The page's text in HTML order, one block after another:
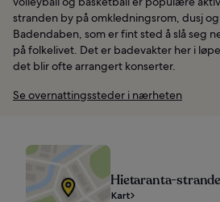
stranden by på omkledningsrom, dusj
Badendaben, som er fint sted å slå seg
på folkelivet. Det er badevakter her i
det blir ofte arrangert konserter.
Se overnattingssteder i nærheten
Hietaranta-
Kart